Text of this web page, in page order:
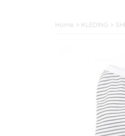
Home > KLEDING >